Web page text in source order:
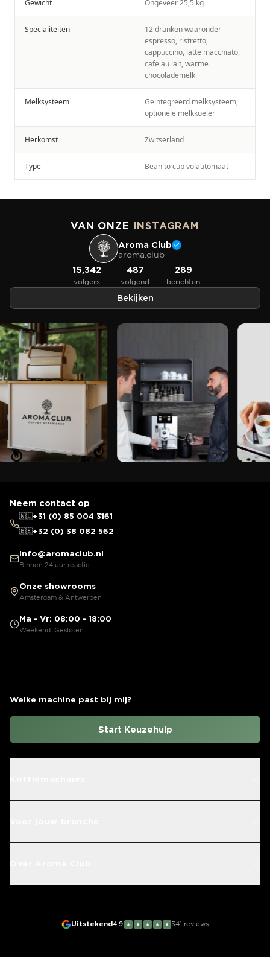
Gewicht Ongeveer 25,5 kg
Specialiteiten
12 dranken waaronder
espresso, ristretto,
cappuccino, latte macchiato,
cafe au lait, warme
chocolademelk
Melksysteem
Geintegreerd melksysteem,
optionele melkkoeler
Herkomst Zwitserland
Type Bean to cup volautomaat
VAN ONZE INSTAGRAM
Aroma Club
aroma.club
15,342
volgers
487
volgend
289
berichten
Bekijken
Neem contact op
🇳🇱+31 (0) 85 004 3161
🇧🇪+32 (0) 38 082 562
info@aromaclub.nl
Binnen 24 uur reactie
Onze showrooms
Amsterdam & Antwerpen
Ma - Vr: 08:00 - 18:00
Weekend: Gesloten
Welke machine past bij mij?
Start Keuzehulp
Uitstekend4.9 ★ ★ ★ ★ ★ 341 reviews